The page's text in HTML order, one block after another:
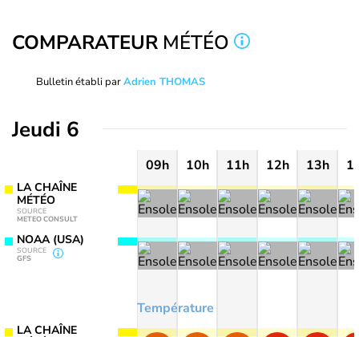
COMPARATEUR MÉTÉO
Bulletin établi parAdrien THOMAS
Jeudi 6
LA CHAÎNE
MÉTÉO
SOURCE
METEO CONSULT
NOAA (USA)
SOURCE
GFS
LA CHAÎNE
09h 10h 11h 12h 13h
Température